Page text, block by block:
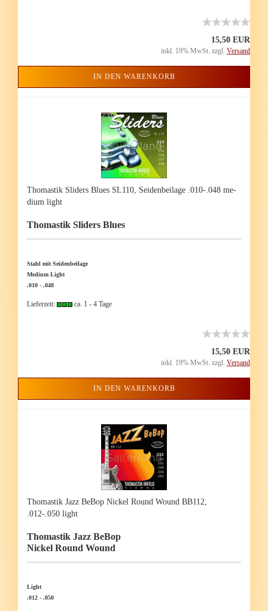
15,50 EUR
inkl. 19% MwSt. zzgl. Versand
IN DEN WARENKORB
Tho­mas­tik Sli­ders Blues SL110, Sei­den­bei­la­ge .010-.048 me­
di­um light
Tho­mas­tik Sli­ders Blues
Stahl mit Sei­den­bei­la­ge
Me­di­um Light
.010 - .048
Lieferzeit: ca. 1 - 4 Tage
15,50 EUR
inkl. 19% MwSt. zzgl. Versand
IN DEN WARENKORB
Tho­mas­tik Jazz BeBop Ni­ckel Round Wound BB112,
.012-.050 light
Tho­mas­tik Jazz BeBop
Ni­ckel Round Wound
Light
.012 - .050